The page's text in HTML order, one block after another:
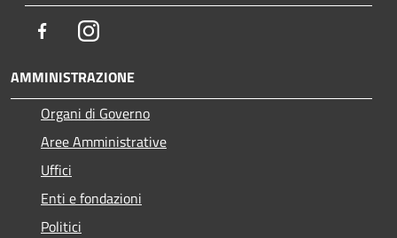
FacebookInstagram
AMMINISTRAZIONE
Organi di Governo
Aree Amministrative
Uffici
Enti e fondazioni
Politici